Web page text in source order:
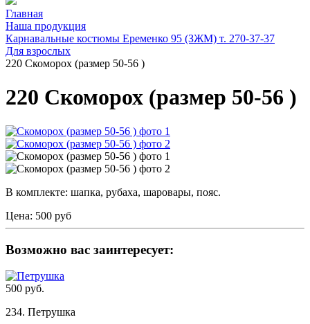
Главная
Наша продукция
Карнавальные костюмы Еременко 95 (ЗЖМ) т. 270-37-37
Для взрослых
220 Cкоморох (размер 50-56 )
220 Cкоморох (размер 50-56 )
В комплекте: шапка, рубаха, шаровары, пояс.
Цена: 500 руб
Возможно вас заинтересует:
500 руб.
234. Петрушка